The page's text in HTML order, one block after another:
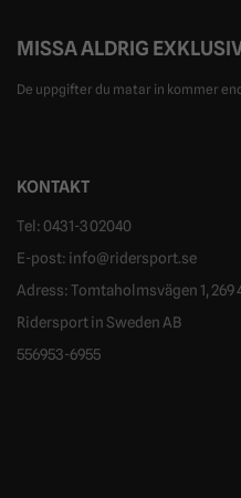
MISSA ALDRIG
De uppgifter du matar in kommer
KONTAKT
Tel: 0431-302040
E-post: info@ridersport.se
Adress: Tomtaholmsvägen 1, 269
Ridersport in Sweden AB
556953-6955